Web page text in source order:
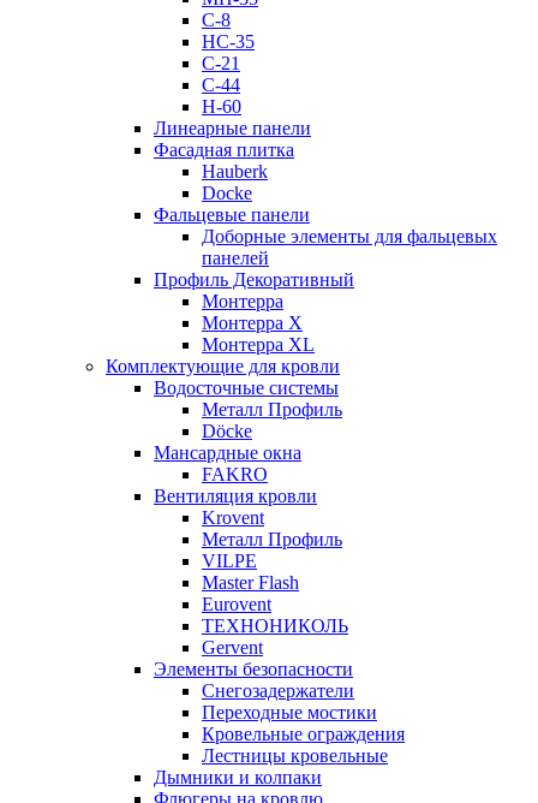
С-8
НС-35
С-21
С-44
Н-60
Линеарные панели
Фасадная плитка
Hauberk
Docke
Фальцевые панели
Доборные элементы для фальцевых
панелей
Профиль Декоративный
Монтерра
Монтерра X
Монтерра XL
Комплектующие для кровли
Водосточные системы
Металл Профиль
Döcke
Мансардные окна
FAKRO
Вентиляция кровли
Krovent
Металл Профиль
VILPE
Master Flash
Eurovent
ТЕХНОНИКОЛЬ
Gervent
Элементы безопасности
Снегозадержатели
Переходные мостики
Кровельные ограждения
Лестницы кровельные
Дымники и колпаки
Флюгеры на кровлю